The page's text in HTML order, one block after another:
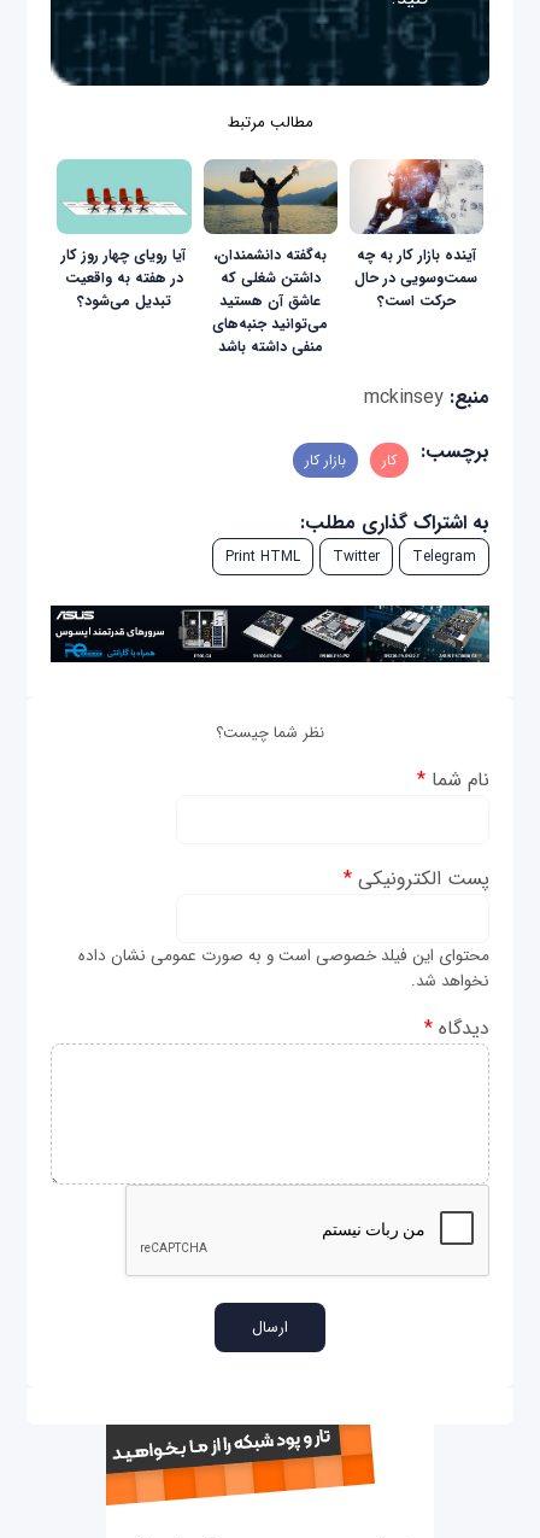
مطالب مرتبط
آینده بازار کار به چه
سمت‌وسویی در حال
حرکت است؟
به‌گفته دانشمندان،
داشتن شغلی که
عاشق آن هستید
می‌توانید جنبه‌های
منفی داشته باشد
آیا رویای چهار روز کار
در هفته به واقعیت
تبدیل می‌شود؟
منبع:mckinsey
برچسب:
کار بازار کار
به اشتراک گذاری مطلب:
Telegram
Twitter
Print HTML
نظر شما چیست؟
نام شما*
پست الکترونیکی*
محتوای این فیلد خصوصی است و به صورت عمومی نشان داده
نخواهد شد.
دیدگاه*